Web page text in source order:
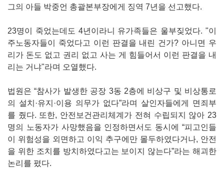
그의 아들 박중언 총괄본부장에게 징역 7년을 선고했다.
23명이 죽었는데도 4년이라니 유가족들은 울부짖었다. "이
주노동자들이 죽었다고 이런 판결을 내린 건가? 아니면 우
리가 돈도 없고 권리 없고 사는 게 힘들어서 이런 판결을 내
리는 거냐"라며 오열했다.
법원은 “참사가 발생한 공장 3동 2층에 비상구 및 비상통로
의 설치·유지·이용 의무가 없다”라며 살인자들에게 면죄부
를 줬다. 또한, 안전보건관리체계가 전혀 수립되지 않아 23
명의 노동자가 사망했음을 인정하면서도 동시에 “피고인들
이 위험성을 외면하고 이익 추구에만 몰두하였다거나, 안전
을 위한 조치를 방치하였다고는 보이지 않는다”라는 해괴한
논리를 폈다.